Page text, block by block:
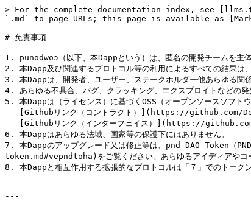
> For the complete documentation index, see
`.md` to page URLs; this page is available as
# 免責事項
1. punodwoɔ（以下、本Dappという）は、匿名の開発チームを主
2. 本Dapp及び関連するプロトコル等の利用によるすべての結果は
3. 本Dappは、開発者、ユーザー、ステークホルダー他あらゆる関
4. あらゆる不具合、バグ、クラッキング、エクスプロイトなどの
5. 本Dappは（ライセンス）に基づくOSS（オープンソースソフト
6. 本Dappはあらゆる法域、国家等の保護下にはありません。
7. 本Dappのアップグレード又は修正等は、pnd DAO Token（
token.md#vepndtoha)をご覧ください。あらゆるアイディアやコー
8. 本Dappと相互作用する拡張的なプロトコルは「７」でのトーク
---